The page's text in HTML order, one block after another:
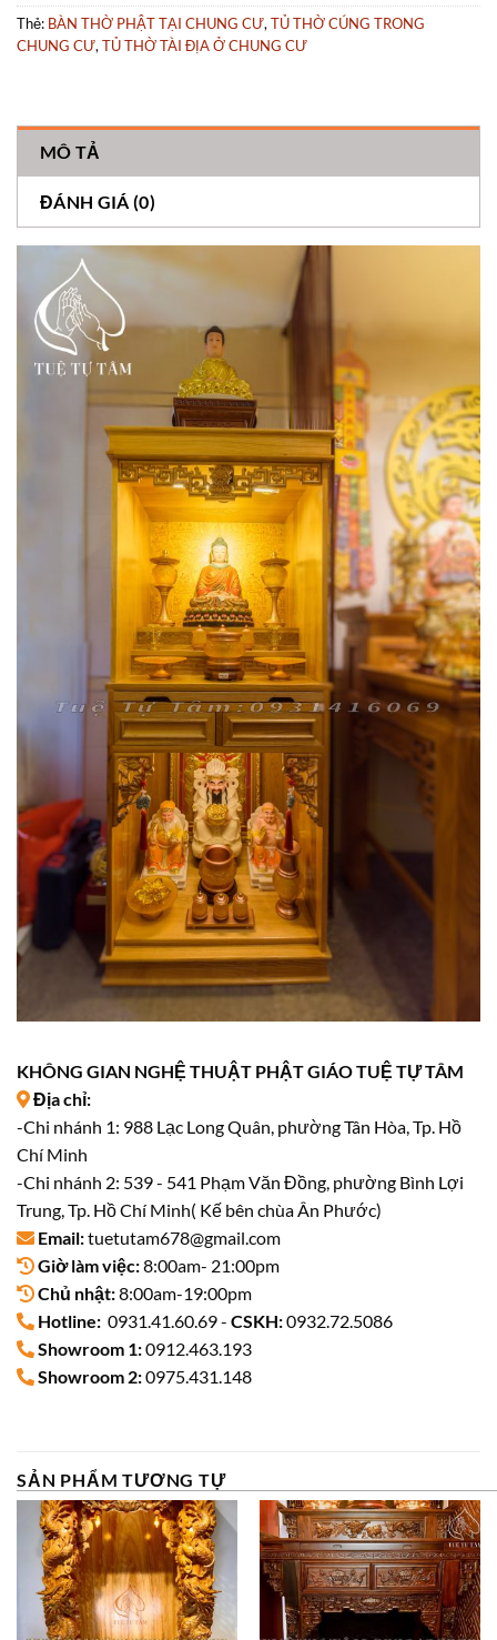
Thẻ: BÀN THỜ PHẬT TẠI CHUNG CƯ, TỦ THỜ CÚNG TRONG
CHUNG CƯ, TỦ THỜ TÀI ĐỊA Ở CHUNG CƯ
MÔ TẢ
ĐÁNH GIÁ (0)
KHÔNG GIAN NGHỆ THUẬT PHẬT GIÁO TUỆ TỰ TÂM
Địa chỉ:
-Chi nhánh 1: 988 Lạc Long Quân, phường Tân Hòa, Tp. Hồ
Chí Minh
-Chi nhánh 2: 539 - 541 Phạm Văn Đồng, phường Bình Lợi
Trung, Tp. Hồ Chí Minh( Kế bên chùa Ân Phước)
Email:tuetutam678@gmail.com
Giờ làm việc:8:00am- 21:00pm
Chủ nhật:8:00am-19:00pm
Hotline: 0931.41.60.69 - CSKH:0932.72.5086
Showroom 1:0912.463.193
Showroom 2:0975.431.148
SẢN PHẨM TƯƠNG TỰ